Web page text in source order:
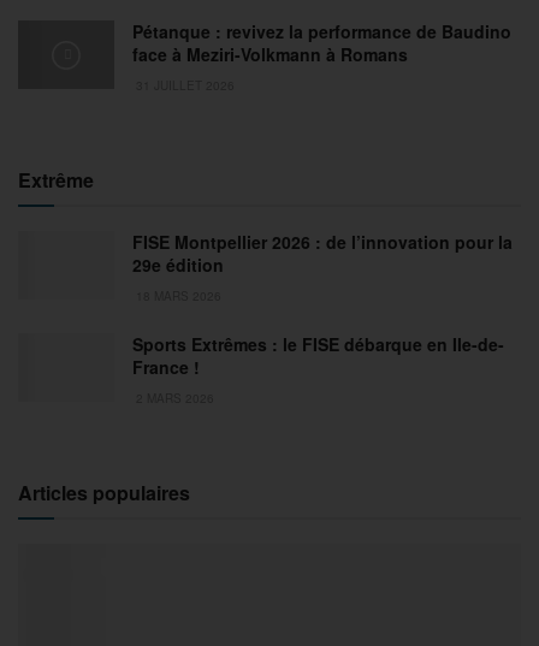
Pétanque : revivez la performance de Baudino
face à Meziri-Volkmann à Romans
Extrême
FISE Montpellier 2026 : de l’innovation pour la
29e édition
Sports Extrêmes : le FISE débarque en Ile-de-
France !
Articles populaires